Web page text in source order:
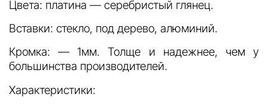
Цвета: платина — серебристый глянец.
Вставки: стекло, под дерево, алюминий.
Кромка: — 1мм. Толще и надежнее, чем у
большинства производителей.
Характеристики: